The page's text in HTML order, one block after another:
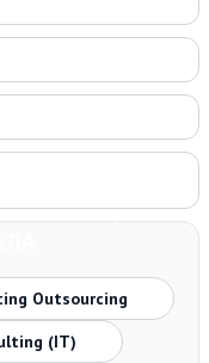
ОЦІНКА
CBC
Outsourcing
(IT)